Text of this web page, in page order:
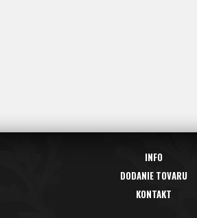
INFO
DODANIE TOVARU
KONTAKT